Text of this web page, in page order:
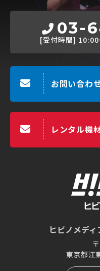
03-
[受付時間] 10:00
お問い合わ
レンタル機
ヒビノメデ
東京都江